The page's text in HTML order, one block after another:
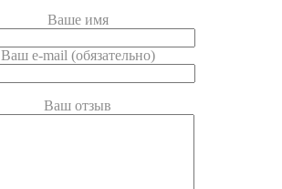
Ваше имя
Ваш e-mail (обязательно)
Ваш отзыв